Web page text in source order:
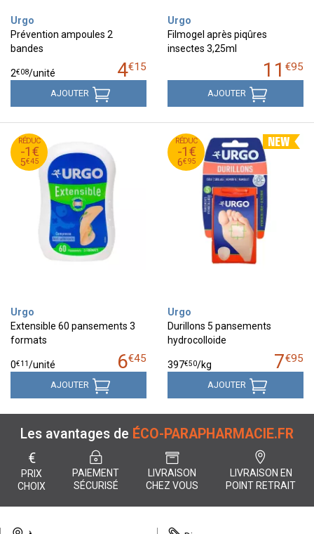
Urgo
Prévention ampoules 2
bandes
4€15
2€08/unité
AJOUTER
Urgo
Filmogel après piqûres
insectes 3,25ml
11 €95
AJOUTER
RÉDUC
-1€
5€45
6
€
45
5
€
45
Urgo
Extensible 60 pansements 3
formats
6€45
0€11/unité
AJOUTER
RÉDUC
-1€
6€95
7
€
95
6
€
95
Urgo
Durillons 5 pansements
hydrocolloide
7€95
397€50/kg
AJOUTER
Les avantages de ÉCO-PARAPHARMACIE.FR
€
PRIX
CHOIX
PAIEMENT
SÉCURISÉ
LIVRAISON
CHEZ VOUS
LIVRAISON EN
POINT RETRAIT